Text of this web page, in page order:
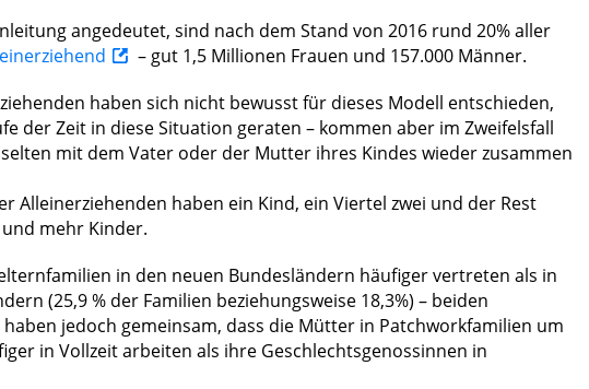
angedeutet, sind nach dem Stand von 2016 rund 20% aller
– gut 1,5 Millionen Frauen und 157.000 Männer.
haben sich nicht bewusst für dieses Modell entschieden,
der Zeit in diese Situation geraten – kommen aber im Zweifelsfall
mit dem Vater oder der Mutter ihres Kindes wieder zusammen
Alleinerziehenden haben ein Kind, ein Viertel zwei und der Rest
mehr Kinder.
in den neuen Bundesländern häufiger vertreten als in
(25,9 % der Familien beziehungsweise 18,3%) – beiden
haben jedoch gemeinsam, dass die Mütter in Patchworkfamilien um
in Vollzeit arbeiten als ihre Geschlechtsgenossinnen in
Geld verdienen als Tagger für Netflix